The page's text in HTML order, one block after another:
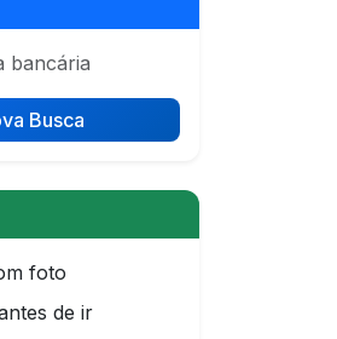
bancária
Busca
foto
de ir